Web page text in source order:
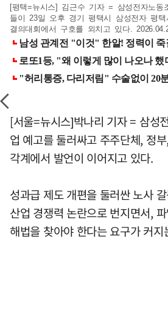
[평택=뉴시스] 김근수 기자 = 삼성전자노동
들이 23일 오후 경기 평택시 삼성전자 평
결의대회에서 구호를 외치고 있다.
[서울=뉴시스]박나리 기자 = 삼성
업 예고를 둘러싸고 주주단체, 정
각계에서 발언이 이어지고 있다.
성과급 제도 개편을 둘러싼 노사
산업 경쟁력 논란으로 번지면서,
해법을 찾아야 한다는 요구가 커지